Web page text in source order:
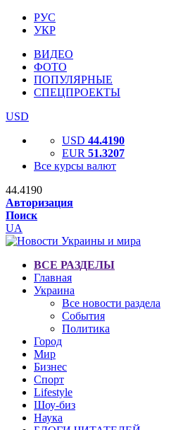
РУС
УКР
ВИДЕО
ФОТО
ПОПУЛЯРНЫЕ
СПЕЦПРОЕКТЫ
USD
USD 44.4190
EUR 51.3207
Все курсы валют
44.4190
Авторизация
Поиск
UA
ВСЕ РАЗДЕЛЫ
Главная
Украина
Все новости раздела
События
Политика
Город
Мир
Бизнес
Спорт
Lifestyle
Шоу-биз
Наука